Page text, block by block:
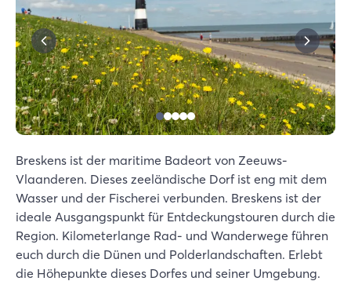
Breskens ist der maritime Badeort von Zeeuws-
Vlaanderen. Dieses zeeländische Dorf ist eng mit dem
Wasser und der Fischerei verbunden. Breskens ist der
ideale Ausgangspunkt für Entdeckungstouren durch die
Region. Kilometerlange Rad- und Wanderwege führen
euch durch die Dünen und Polderlandschaften. Erlebt
die Höhepunkte dieses Dorfes und seiner Umgebung.